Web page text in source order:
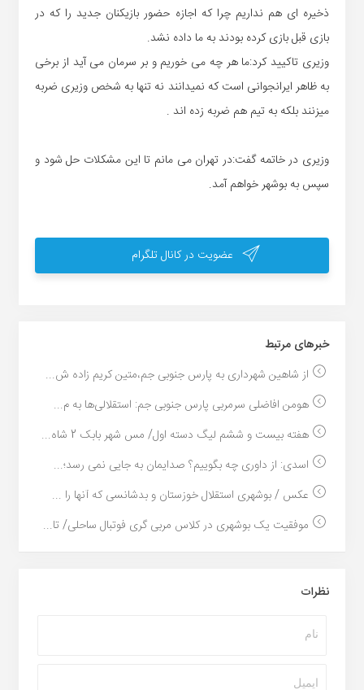
ذخیره ای هم نداریم چرا که اجازه حضور بازیکنان جدید را که در
بازی قبل بازی کرده بودند به ما داده نشد.
وزیری تاکیید کرد:ما هر چه می خوریم و بر سرمان می آید از برخی
به ظاهر ایرانجوانی است که نمیدانند نه تنها به شخص وزیری ضربه
میزنند بلکه به تیم هم ضربه زده اند .
وزیری در خاتمه گفت:در تهران می مانم تا این مشکلات حل شود و
سپس به بوشهر خواهم آمد.
عضویت در کانال تلگرام
خبر‌های مرتبط
از شاهین شهرداری به پارس جنوبی جم،متین کریم زاده ش...
هومن افاضلی سرمربی پارس جنوبی جم: استقلالی‌ها به م...
هفته بیست و ششم لیگ دسته اول/ مس شهر بابک 2 شاه...
اسدی: از داوری چه بگوییم؟ صدایمان به جایی نمی رسد؛...
عکس / بوشهری استقلال خوزستان و بدشانسی که آنها را ...
موفقیت یک بوشهری در کلاس مربی گری فوتبال ساحلی/ تا...
نظرات